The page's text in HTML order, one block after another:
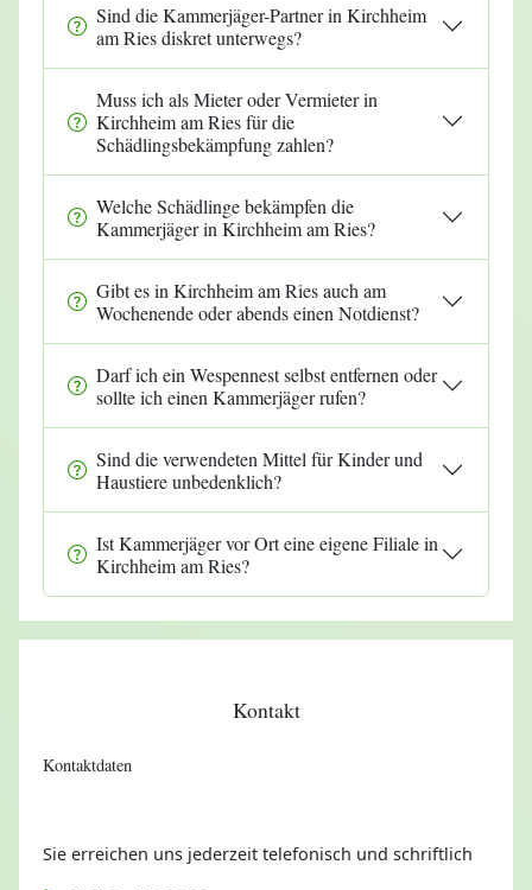
Sind die Kammerjäger-Partner in Kirchheim
am Ries diskret unterwegs?
Muss ich als Mieter oder Vermieter in
Kirchheim am Ries für die
Schädlingsbekämpfung zahlen?
Welche Schädlinge bekämpfen die
Kammerjäger in Kirchheim am Ries?
Gibt es in Kirchheim am Ries auch am
Wochenende oder abends einen Notdienst?
Darf ich ein Wespennest selbst entfernen oder
sollte ich einen Kammerjäger rufen?
Sind die verwendeten Mittel für Kinder und
Haustiere unbedenklich?
Ist Kammerjäger vor Ort eine eigene Filiale in
Kirchheim am Ries?
Kontakt
Kontaktdaten
Sie erreichen uns jederzeit telefonisch und schriftlich